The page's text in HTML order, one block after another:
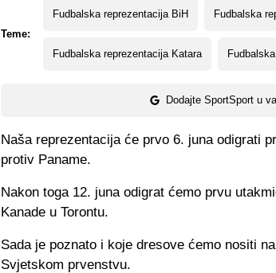
Teme:
Fudbalska reprezentacija BiH Fudbalska
Fudbalska reprezentacija Katara
Dodajte SportSport u
Naša reprezentacija će prvo 6. juna odigrati
protiv Paname.
Nakon toga 12. juna odigrat ćemo prvu
Kanade u Torontu.
Sada je poznato i koje dresove ćemo nositi
Svjetskom prvenstvu.